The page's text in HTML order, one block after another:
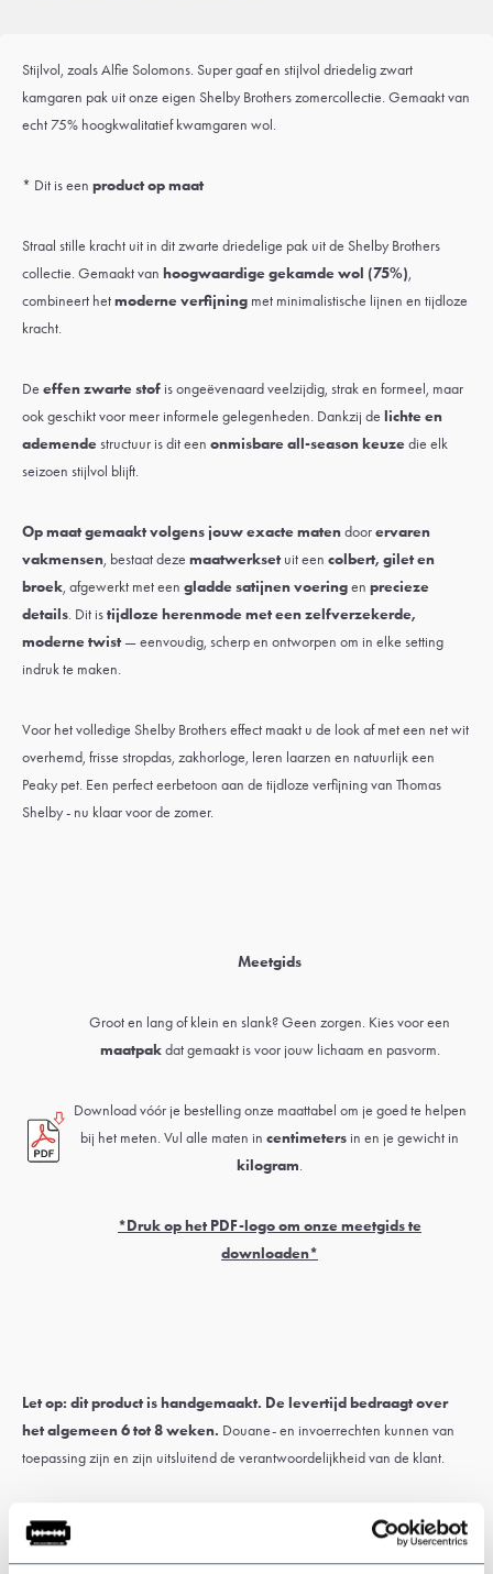
Stijlvol, zoals Alfie Solomons. Super gaaf en stijlvol driedelig zwart
kamgaren pak uit onze eigen Shelby Brothers zomercollectie. Gemaakt van
echt 75% hoogkwalitatief kwamgaren wol.
* Dit is een product op maat
Straal stille kracht uit in dit zwarte driedelige pak uit de Shelby Brothers
collectie. Gemaakt van hoogwaardige gekamde wol (75%),
combineert hetmoderne verfijning met minimalistische lijnen en tijdloze
kracht.
De effen zwarte stof is ongeëvenaard veelzijdig, strak en formeel, maar
ook geschikt voor meer informele gelegenheden. Dankzij de lichte en
ademendestructuur is dit een onmisbare all-season keuzedie elk
seizoen stijlvol blijft.
Op maat gemaakt volgens jouw exacte matendoorervaren
vakmensen, bestaat deze maatwerkset uit een colbert, gilet en
broek, afgewerkt met een gladde satijnen voeringen precieze
details. Dit istijdloze herenmode met een zelfverzekerde,
moderne twist — eenvoudig, scherp en ontworpen om in elke setting
indruk te maken.
Voor het volledige Shelby Brothers effect maakt u de look af met een net wit
overhemd, frisse stropdas, zakhorloge, leren laarzen en natuurlijk een
Peaky pet. Een perfect eerbetoon aan de tijdloze verfijning van Thomas
Shelby - nu klaar voor de zomer.
Meetgids
Groot en lang of klein en slank? Geen zorgen. Kies voor een
maatpakdat gemaakt is voor jouw lichaam en pasvorm.
Download vóór je bestelling onze maattabel om je goed te helpen
bij het meten. Vul alle maten in centimeters in en je gewicht in
kilogram.
*Druk op het PDF-logo om onze meetgids te
downloaden*
Let op: dit product is handgemaakt. De levertijd bedraagt over
het algemeen 6 tot 8 weken. Douane- en invoerrechten kunnen van
toepassing zijn en zijn uitsluitend de verantwoordelijkheid van de klant.
* Op maat gemaakte artikelen
kunnen niet worden geruild of